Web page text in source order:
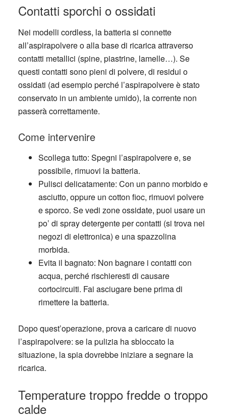
Contatti sporchi o ossidati
Nei modelli cordless, la batteria si connette
all’aspirapolvere o alla base di ricarica attraverso
contatti metallici (spine, piastrine, lamelle…). Se
questi contatti sono pieni di polvere, di residui o
ossidati (ad esempio perché l’aspirapolvere è stato
conservato in un ambiente umido), la corrente non
passerà correttamente.
Come intervenire
Scollega tutto: Spegni l’aspirapolvere e, se
possibile, rimuovi la batteria.
Pulisci delicatamente: Con un panno morbido e
asciutto, oppure un cotton fioc, rimuovi polvere
e sporco. Se vedi zone ossidate, puoi usare un
po’ di spray detergente per contatti (si trova nei
negozi di elettronica) e una spazzolina
morbida.
Evita il bagnato: Non bagnare i contatti con
acqua, perché rischieresti di causare
cortocircuiti. Fai asciugare bene prima di
rimettere la batteria.
Dopo quest’operazione, prova a caricare di nuovo
l’aspirapolvere: se la pulizia ha sbloccato la
situazione, la spia dovrebbe iniziare a segnare la
ricarica.
Temperature troppo fredde o troppo
calde